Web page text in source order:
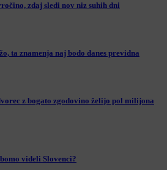
zdaj sledi nov niz suhih dni
ta znamenja naj bodo danes previdna
z bogato zgodovino želijo pol milijona
videli Slovenci?